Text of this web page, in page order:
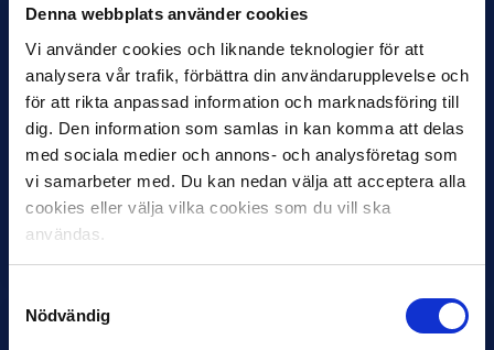
Denna webbplats använder cookies
Vi använder cookies och liknande teknologier för att
analysera vår trafik, förbättra din användarupplevelse och
för att rikta anpassad information och marknadsföring till
dig. Den information som samlas in kan komma att delas
med sociala medier och annons- och analysföretag som
vi samarbeter med. Du kan nedan välja att acceptera alla
cookies eller välja vilka cookies som du vill ska
användas.
Nödvändig
12 JUNI
Favorit i repris för Sirius i maj